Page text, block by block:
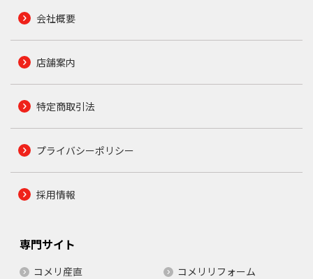
会社概要
店舗案内
特定商取引法
プライバシーポリシー
採用情報
専門サイト
コメリ産直
コメリリフォーム